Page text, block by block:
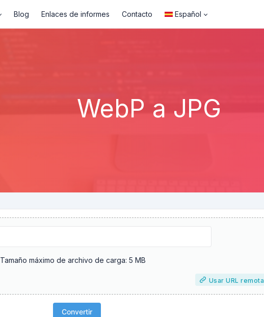
Blog Enlaces de informes Contacto Español
WebP a JPG
Tamaño máximo de archivo de carga: 5 MB
Usar URL remota
Convertir